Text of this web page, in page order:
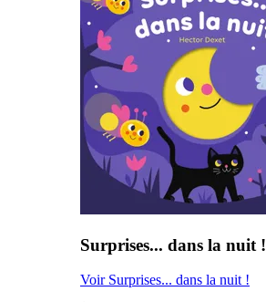
Surprises... dans la nuit !
Voir Surprises... dans la nuit !